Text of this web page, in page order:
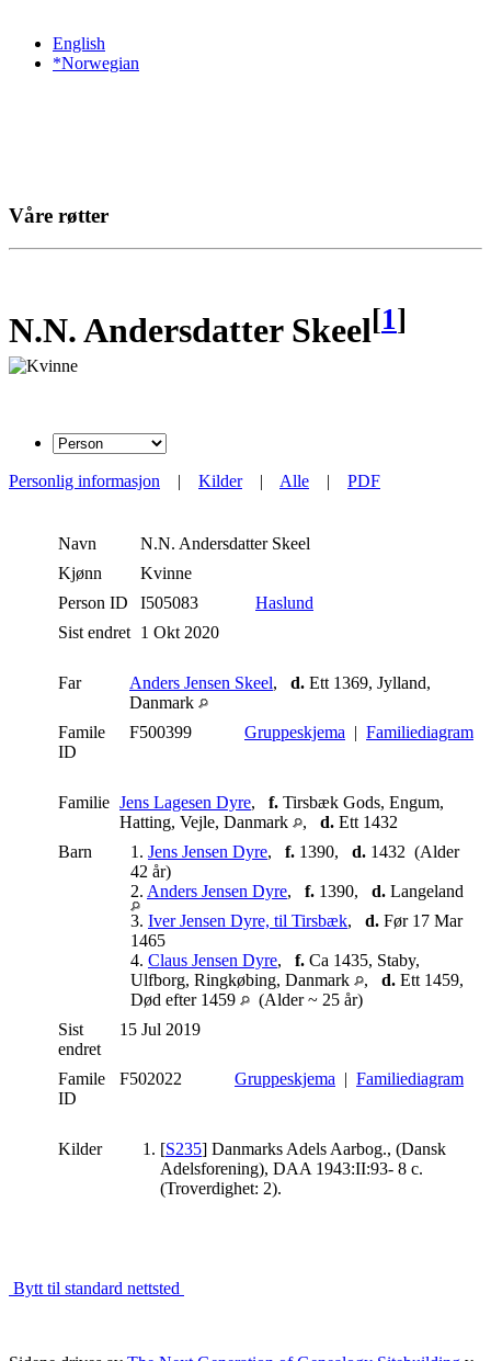
English
*Norwegian
Våre røtter
N.N. Andersdatter Skeel[1]
Personlig informasjon | Kilder| Alle | PDF
Navn N.N. Andersdatter Skeel
Kjønn
Kvinne
Person ID
I505083
Haslund
Sist endret 1 Okt 2020
Far Anders Jensen Skeel, d. Ett 1369, Jylland,
Danmark
Famile
ID
F500399 Gruppeskjema | Familiediagram
Familie Jens Lagesen Dyre, f. Tirsbæk Gods, Engum,
Hatting, Vejle, Danmark
, d. Ett 1432
Barn
1. Jens Jensen Dyre, f. 1390, d. 1432 (Alder
42 år)
2. Anders Jensen Dyre, f. 1390, d. Langeland
3. Iver Jensen Dyre, til Tirsbæk, d. Før 17 Mar
1465
4. Claus Jensen Dyre, f. Ca 1435, Staby,
Ulfborg, Ringkøbing, Danmark
, d. Ett 1459,
Død efter 1459
(Alder ~ 25 år)
Sist
endret
15 Jul 2019
Famile
ID
F502022 Gruppeskjema | Familiediagram
Kilder [S235] Danmarks Adels Aarbog., (Dansk
Adelsforening), DAA 1943:II:93- 8 c.
(Troverdighet: 2).
Bytt til standard nettsted